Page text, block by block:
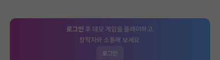
로그인 후 데모 게임을 플레이하고,
창작자와 소통해 보세요.
로그인